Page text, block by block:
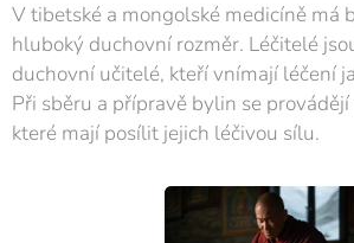
V tibetské a mongolské medicíně má
hluboký duchovní rozměr. Léčitelé
duchovní učitelé, kteří vnímají léčení
Při sběru a přípravě bylin se
které mají posílit jejich léčivou sílu.